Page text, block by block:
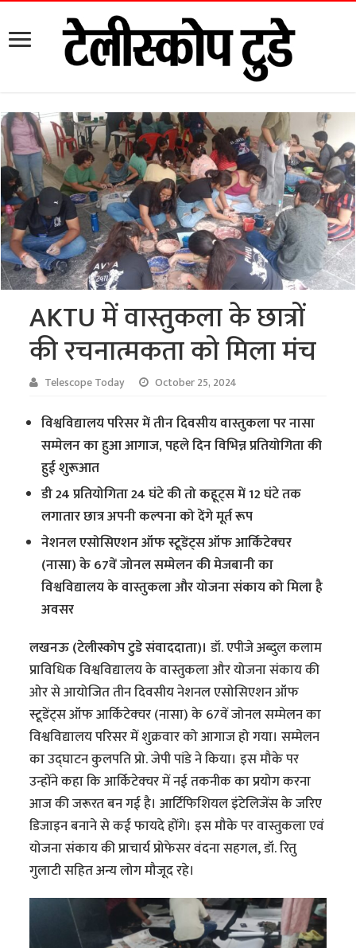
AKTU में वास्तुकला के छात्रों
की रचनात्मकता को मिला मंच
Telescope Today October 25, 2024
विश्वविद्यालय परिसर में तीन दिवसीय वास्तुकला पर नासा
सम्मेलन का हुआ आगाज, पहले दिन विभिन्न प्रतियोगिता की
हुई शुरूआत
डी 24 प्रतियोगिता 24 घंटे की तो कहूट्स में 12 घंटे तक
लगातार छात्र अपनी कल्पना को देंगे मूर्त रूप
नेशनल एसोसिएशन ऑफ स्टूडेंट्स ऑफ आर्किटेक्चर
(नासा) के 67वें जोनल सम्मेलन की मेजबानी का
विश्वविद्यालय के वास्तुकला और योजना संकाय को मिला है
अवसर
लखनऊ (टेलीस्कोप टुडे संवाददाता)। डॉ. एपीजे अब्दुल कलाम
प्राविधिक विश्वविद्यालय के वास्तुकला और योजना संकाय की
ओर से आयोजित तीन दिवसीय नेशनल एसोसिएशन ऑफ
स्टूडेंट्स ऑफ आर्किटेक्चर (नासा) के 67वें जोनल सम्मेलन का
विश्वविद्यालय परिसर में शुक्रवार को आगाज हो गया। सम्मेलन
का उद्घाटन कुलपति प्रो. जेपी पांडे ने किया। इस मौके पर
उन्होंने कहा कि आर्किटेक्चर में नई तकनीक का प्रयोग करना
आज की जरूरत बन गई है। आर्टिफिशियल इंटेलिजेंस के जरिए
डिजाइन बनाने से कई फायदे होंगे। इस मौके पर वास्तुकला एवं
योजना संकाय की प्राचार्य प्रोफेसर वंदना सहगल, डॉ. रितु
गुलाटी सहित अन्य लोग मौजूद रहे।